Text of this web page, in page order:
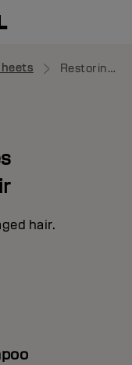
Restoring Shampoo
hair.